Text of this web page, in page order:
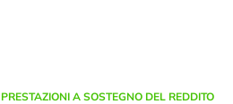
PRESTAZIONI A SOSTEGNO DEL REDDITO